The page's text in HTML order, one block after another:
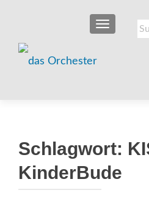
SCHALTE
Schlagwort:
KinderBude